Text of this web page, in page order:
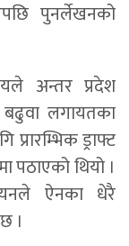
पुनर्लेखनको
अन्तर प्रदेश
बढुवा लगायतका
ड्राफ्ट
पठाएको थियो ।
ऐनका धेरै
।